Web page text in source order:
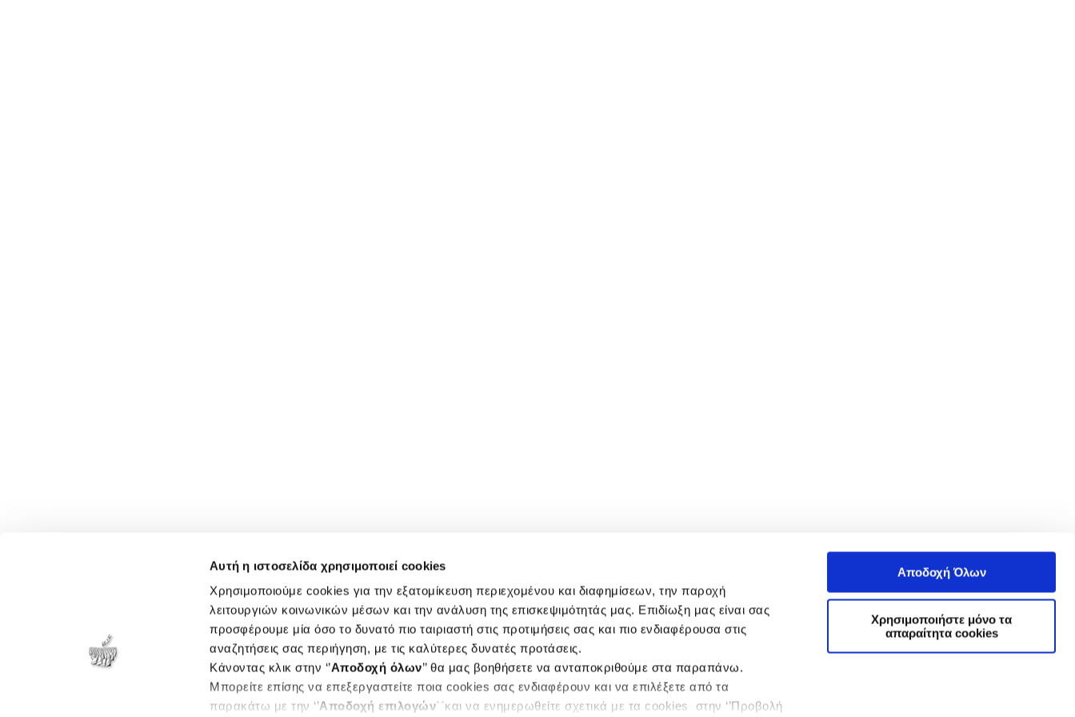
Αυτή η ιστοσελίδα χρησιμοποιεί cookies
Χρησιμοποιούμε cookies για την εξατομίκευση περιεχομένου και διαφημίσεων, την παροχή
λειτουργιών κοινωνικών μέσων και την ανάλυση της επισκεψιμότητάς μας. Επιδίωξη μας είναι σας
προσφέρουμε μία όσο το δυνατό πιο ταιριαστή στις προτιμήσεις σας και πιο ενδιαφέρουσα στις
αναζητήσεις σας περιήγηση, με τις καλύτερες δυνατές προτάσεις.
Κάνοντας κλικ στην ‘’Αποδοχή όλων’’ θα μας βοηθήσετε να ανταποκριθούμε στα παραπάνω.
Μπορείτε επίσης να επεξεργαστείτε ποια cookies σας ενδιαφέρουν και να επιλέξετε από τα
παρακάτω με την ‘’Αποδοχή επιλογών΄΄και να ενημερωθείτε σχετικά με τα cookies στην ‘’Προβολή
Αποδοχή Όλων
Χρησιμοποιήστε μόνο τα
απαραίτητα cookies